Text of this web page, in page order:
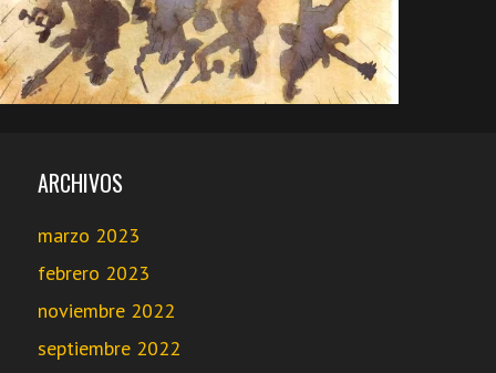
ARCHIVOS
marzo 2023
febrero 2023
noviembre 2022
septiembre 2022